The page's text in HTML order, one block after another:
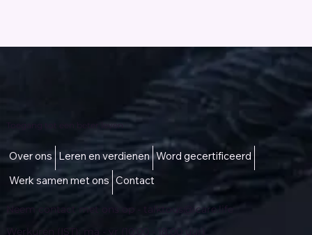
Toegang tot een beter leven
Neem contact met ons op - talktous@icare.life
Over ons Leren en verdienen Word gecertificeerd
Werk samen met ons Contact
Werkuren (IST): ma - vr (10:00 - 18:00 uur)